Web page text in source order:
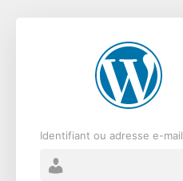
Identifiant ou adresse e-mail